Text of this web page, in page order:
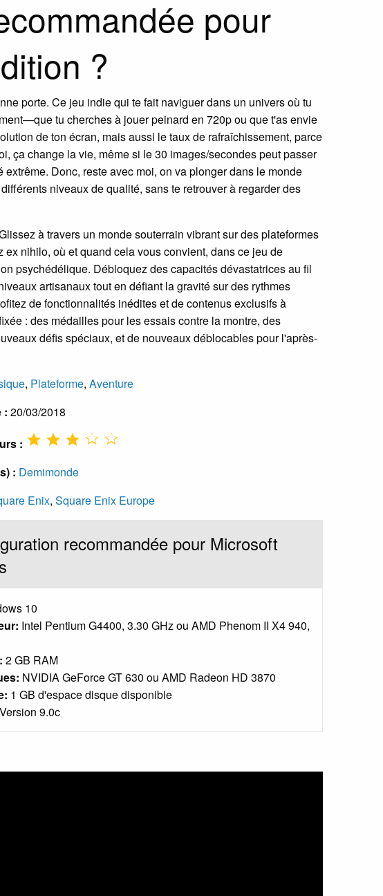
pour
?
porte. Ce jeu indie qui te fait naviguer dans un univers où tu
tu cherches à jouer peinard en 720p ou que t'as envie
de ton écran, mais aussi le taux de rafraîchissement, parce
ça change la vie, même si le 30 images/secondes peut passer
Donc, reste avec moi, on va plonger dans le monde
niveaux de qualité, sans te retrouver à regarder des
à travers un monde souterrain vibrant sur des plateformes
ex nihilo, où et quand cela vous convient, dans ce jeu de
psychédélique. Débloquez des capacités dévastatrices au fil
artisanaux tout en défiant la gravité sur des rythmes
de fonctionnalités inédites et de contenus exclusifs à
: des médailles pour les essais contre la montre, des
défis spéciaux, et de nouveaux déblocables pour l'après-
, Plateforme, Aventure
: 20/03/2018
:
: Demimonde
Enix, Square Enix Europe
recommandée pour Microsoft
10
Intel Pentium G4400, 3.30 GHz ou AMD Phenom II X4 940,
2 GB RAM
NVIDIA GeForce GT 630 ou AMD Radeon HD 3870
1 GB d'espace disque disponible
Version 9.0c